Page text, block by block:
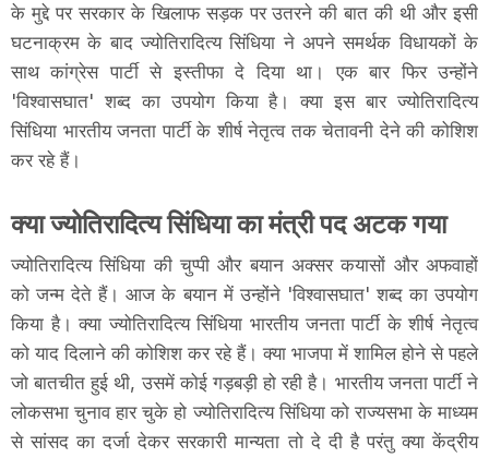
के मुद्दे पर सरकार के खिलाफ सड़क पर उतरने की बात की थी और इसी
घटनाक्रम के बाद ज्योतिरादित्य सिंधिया ने अपने समर्थक विधायकों के
साथ कांग्रेस पार्टी से इस्तीफा दे दिया था। एक बार फिर उन्होंने
'विश्वासघात' शब्द का उपयोग किया है। क्या इस बार ज्योतिरादित्य
सिंधिया भारतीय जनता पार्टी के शीर्ष नेतृत्व तक चेतावनी देने की कोशिश
कर रहे हैं।
क्या ज्योतिरादित्य सिंधिया का मंत्री पद अटक गया
ज्योतिरादित्य सिंधिया की चुप्पी और बयान अक्सर कयासों और अफवाहों
को जन्म देते हैं। आज के बयान में उन्होंने 'विश्वासघात' शब्द का उपयोग
किया है। क्या ज्योतिरादित्य सिंधिया भारतीय जनता पार्टी के शीर्ष नेतृत्व
को याद दिलाने की कोशिश कर रहे हैं। क्या भाजपा में शामिल होने से पहले
जो बातचीत हुई थी, उसमें कोई गड़बड़ी हो रही है। भारतीय जनता पार्टी ने
लोकसभा चुनाव हार चुके हो ज्योतिरादित्य सिंधिया को राज्यसभा के माध्यम
से सांसद का दर्जा देकर सरकारी मान्यता तो दे दी है परंतु क्या केंद्रीय